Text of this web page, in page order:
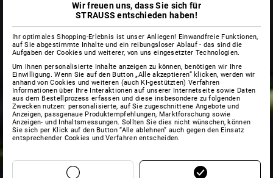
Wir freuen uns, dass Sie sich für
STRAUSS entschieden haben!
Ihr optimales Shopping-Erlebnis ist unser Anliegen! Einwandfreie Funktionen,
auf Sie abgestimmte Inhalte und ein reibungsloser Ablauf - das sind die
Aufgaben der Cookies und weiterer, von uns eingesetzter Technologien.
Um Ihnen personalisierte Inhalte anzeigen zu können, benötigen wir Ihre
Einwilligung. Wenn Sie auf den Button „Alle akzeptieren“ klicken, werden wir
anhand von Cookies und weiteren (auch KI-gestützten) Verfahren
Informationen über Ihre Interaktionen auf unserer Internetseite sowie Daten
aus dem Bestellprozess erfassen und diese insbesondere zu folgenden
Zwecken nutzen: personalisierte, auf Sie zugeschnittene Angebote und
Anzeigen, passgenaue Produktempfehlungen, Marktforschung sowie
Anzeigen- und Inhaltsmessungen. Sollten Sie dies nicht wünschen, können
Sie sich per Klick auf den Button “Alle ablehnen” auch gegen den Einsatz
entsprechender Cookies und Verfahren entscheiden.